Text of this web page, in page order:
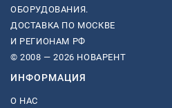
ОБОРУДОВАНИЯ.
ДОСТАВКА ПО МОСКВЕ
И РЕГИОНАМ РФ
© 2008 — 2026 НОВАРЕНТ
ИНФОРМАЦИЯ
О НАС